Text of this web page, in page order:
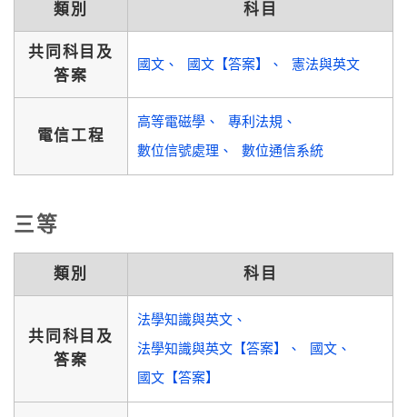
類別 科目
共同科目及
答案
國文 國文【答案】 憲法與英文
電信工程
高等電磁學
專利法規
數位信號處理
數位通信系統
三等
類別 科目
共同科目及
答案
法學知識與英文
法學知識與英文【答案】
國文
國文【答案】